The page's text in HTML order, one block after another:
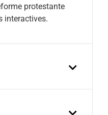
protestante
interactives.